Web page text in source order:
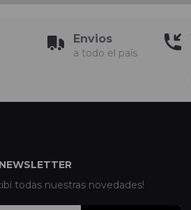
Envios
a todo el país
NEWSLETTER
todas nuestras novedades!